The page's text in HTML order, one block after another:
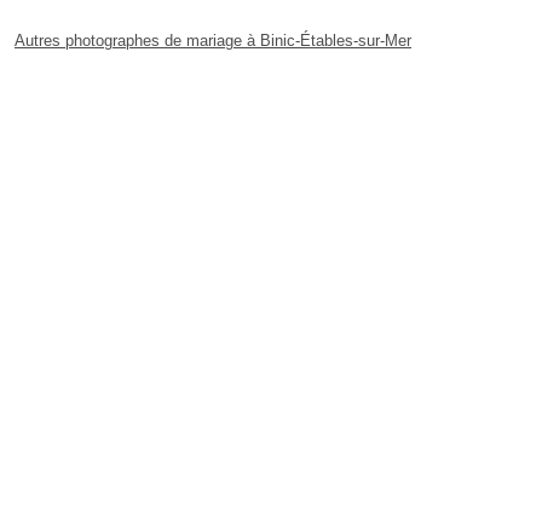
Autres photographes de mariage à Binic-Étables-sur-Mer